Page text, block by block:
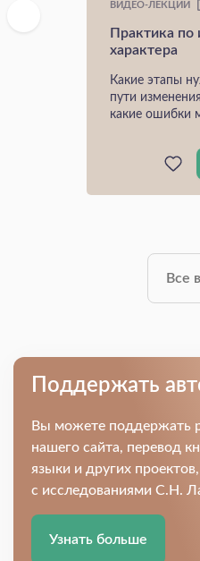
ВИДЕО-ЛЕКЦИИ
Практика
характера
Какие этапы
пути
какие ошибки
Все
Поддержать
Вы можете поддержать
нашего сайта, перевод
языки и других
с исследованиями С.Н.
Узнать больше